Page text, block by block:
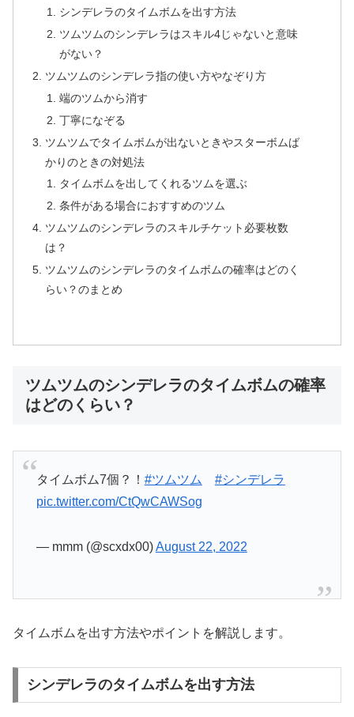
シンデレラのタイムボムを出す方法
ツムツムのシンデレラはスキル4じゃないと意味
がない？
ツムツムのシンデレラ指の使い方やなぞり方
端のツムから消す
丁寧になぞる
ツムツムでタイムボムが出ないときやスターボムば
かりのときの対処法
タイムボムを出してくれるツムを選ぶ
条件がある場合におすすめのツム
ツムツムのシンデレラのスキルチケット必要枚数
は？
ツムツムのシンデレラのタイムボムの確率はどのく
らい？のまとめ
ツムツムのシンデレラのタイムボムの確率
はどのくらい？
タイムボム7個？！ #ツムツム
#シンデレラ
pic.twitter.com/CtQwCAWSog
— mmm (@scxdx00)August 22, 2022
タイムボムを出す方法やポイントを解説します。
シンデレラのタイムボムを出す方法